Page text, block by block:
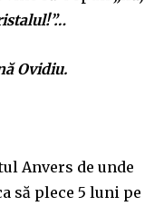
Ovidiu.
Anvers de unde
să plece 5 luni pe